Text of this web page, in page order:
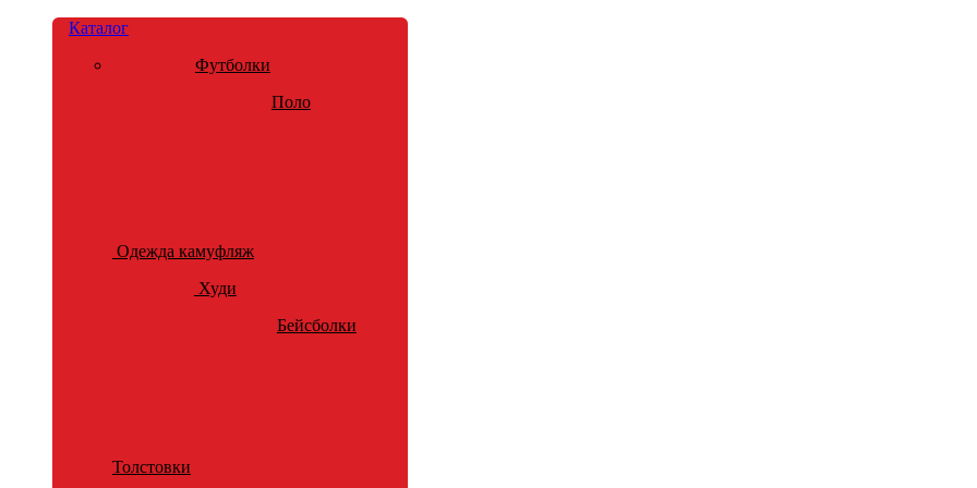
Каталог
Футболки
Поло
Одежда камуфляж
Худи
Бейсболки
Толстовки